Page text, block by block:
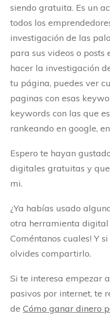
siendo gratuita. Es un
todos los
investigación de las
para sus videos o posts
hacer la investigación
tu página, puedes ver
paginas con esas
keywords con las que
rankeando en google,
Espero te hayan
digitales gratuitas y
mi.
¿Ya habías usado
otra herramienta
Coméntanos cuales! Y
olvides compartirlo.
Si te interesa empezar
pasivos por internet, te
de Cómo ganar dinero